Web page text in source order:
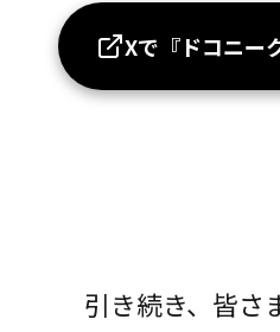
Xで『ドコニー
引き続き、皆さ